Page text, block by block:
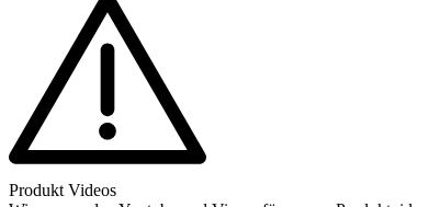
Produkt Videos